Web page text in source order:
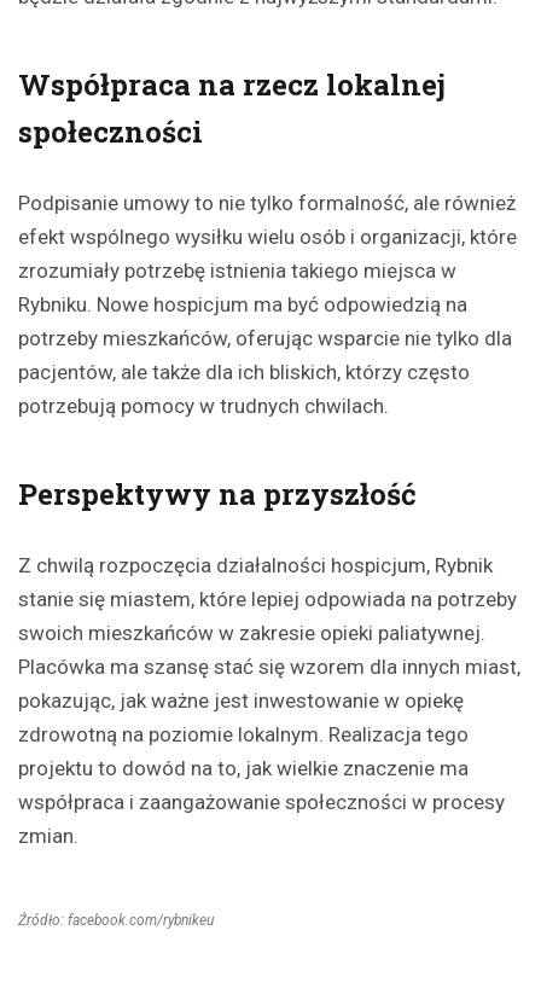
Współpraca na rzecz lokalnej
społeczności
Podpisanie umowy to nie tylko formalność, ale również
efekt wspólnego wysiłku wielu osób i organizacji, które
zrozumiały potrzebę istnienia takiego miejsca w
Rybniku. Nowe hospicjum ma być odpowiedzią na
potrzeby mieszkańców, oferując wsparcie nie tylko dla
pacjentów, ale także dla ich bliskich, którzy często
potrzebują pomocy w trudnych chwilach.
Perspektywy na przyszłość
Z chwilą rozpoczęcia działalności hospicjum, Rybnik
stanie się miastem, które lepiej odpowiada na potrzeby
swoich mieszkańców w zakresie opieki paliatywnej.
Placówka ma szansę stać się wzorem dla innych miast,
pokazując, jak ważne jest inwestowanie w opiekę
zdrowotną na poziomie lokalnym. Realizacja tego
projektu to dowód na to, jak wielkie znaczenie ma
współpraca i zaangażowanie społeczności w procesy
zmian.
Źródło: facebook.com/rybnikeu